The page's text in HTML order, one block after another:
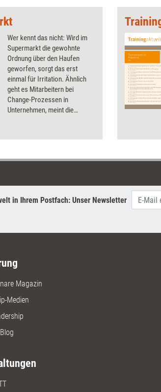
Wer kennt das nicht: Wird im
Supermarkt die gewohnte
Ordnung über den Haufen
geworfen, sorgt das erst
einmal für Irritation. Ähnlich
geht es Mitarbeitern bei
Change-Prozessen in
Unternehmen, meint die
Supermarkt ihres Vertrauens
Veränderung.
in Ihrem Postfach: Unser Newsletter
Magazin
Medien